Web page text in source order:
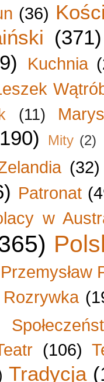
(36)
(371)
Kuchnia
(11)
Mity (2)
(32)
Patronat
w
Przemysław
Rozrywka
(106)
Tradycja